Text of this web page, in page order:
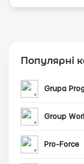
Популярні
Grupa
Group
Pro-Force